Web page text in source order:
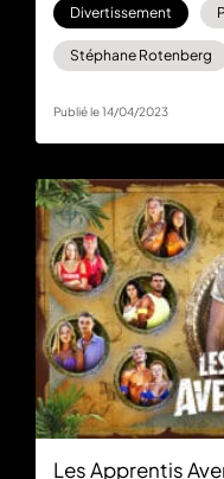
pour visionner le
Divertissement
Stéphane Rotenberg
Publié le 14/04/2023
Les Apprentis